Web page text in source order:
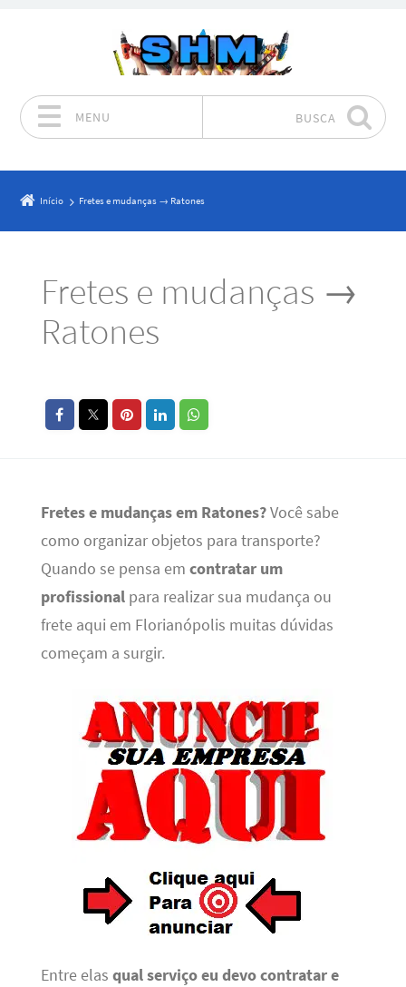
MENU BUSCA
Início Fretes e mudanças → Ratones
Fretes e mudanças →
Ratones
Fretes e mudanças em Ratones?Você sabe
como organizar objetos para transporte?
Quando se pensa em contratar um
profissionalpara realizar sua mudança ou
frete aqui em Florianópolis muitas dúvidas
começam a surgir.
Entre elas qual serviço eu devo contratar e